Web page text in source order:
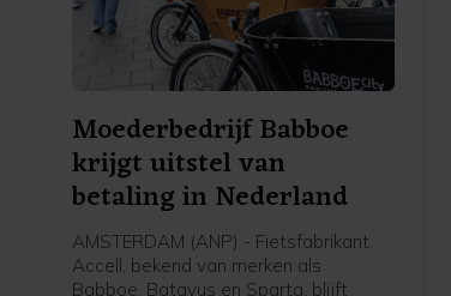
Moederbedrijf Babboe
krijgt uitstel van
betaling in Nederland
AMSTERDAM (ANP) - Fietsfabrikant
Accell, bekend van merken als
Babboe, Batavus en Sparta, blijft